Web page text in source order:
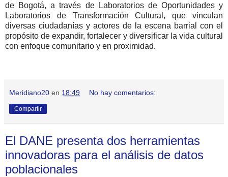
de Bogotá, a través de Laboratorios de Oportunidades y
Laboratorios de Transformación Cultural, que vinculan
diversas ciudadanías y actores de la escena barrial con el
propósito de expandir, fortalecer y diversificar la vida cultural
con enfoque comunitario y en proximidad.
Meridiano20 en 18:49 No hay comentarios:
Compartir
El DANE presenta dos herramientas
innovadoras para el análisis de datos
poblacionales